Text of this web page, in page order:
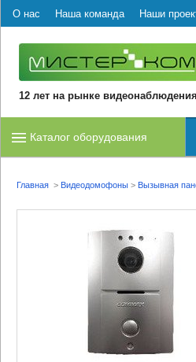
О нас Наша команда Наши
12 лет на рынке видеонаблюдения
Каталог оборудования
Главная > Видеодомофоны > Вызывная